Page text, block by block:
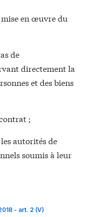
mise en œuvre du
de
directement la
et des biens
;
autorités de
soumis à leur
- art. 2 (V)